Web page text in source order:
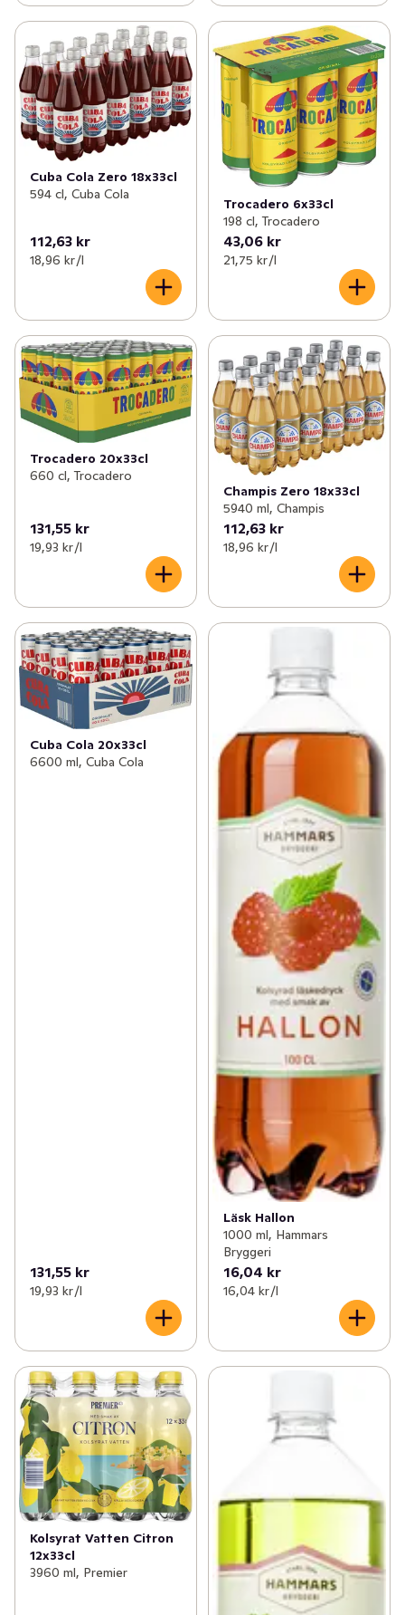
Cuba Cola Zero 18x33cl
594 cl, Cuba Cola
112,63 kr
18,96 kr /l
Trocadero 6x33cl
198 cl, Trocadero
43,06 kr
21,75 kr /l
Trocadero 20x33cl
660 cl, Trocadero
131,55 kr
19,93 kr /l
Champis Zero 18x33cl
5940 ml, Champis
112,63 kr
18,96 kr /l
Cuba Cola 20x33cl
6600 ml, Cuba Cola
131,55 kr
19,93 kr /l
Läsk Hallon
1000 ml, Hammars
Bryggeri
16,04 kr
16,04 kr /l
Kolsyrat Vatten Citron
12x33cl
3960 ml, Premier